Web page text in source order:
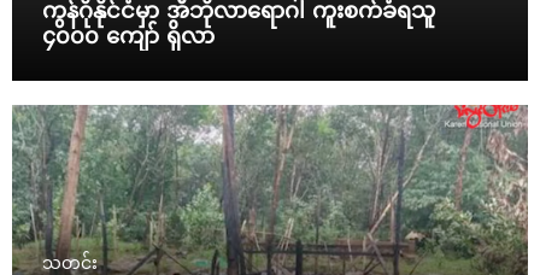
ကွန်ဂိုနိုင်ငံမှာ အီဘိုလာရောဂါ ကူးစက်ခံရသူ
၄၀၀၀ ကျော် ရှိလာ
သတင်း